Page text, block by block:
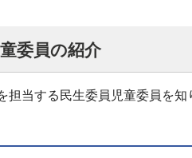
委員の紹介
当する民生委員児童委員を知